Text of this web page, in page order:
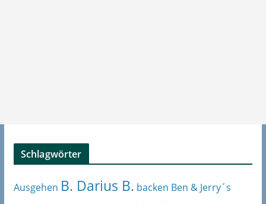
Schlagwörter
Ausgehen B. Darius B. backen Ben & Jerry´s